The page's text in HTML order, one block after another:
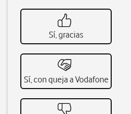
Sí, gracias
Sí, con queja a Vodafone